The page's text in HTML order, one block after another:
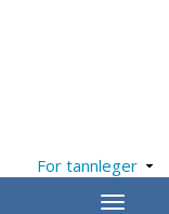
For tannleger
Meny